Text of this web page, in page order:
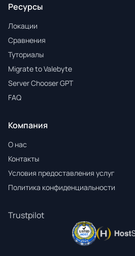
Ресурсы
Локации
Сравнения
Туториалы
Migrate to Valebyte
Server Chooser GPT
FAQ
Компания
О нас
Контакты
Условия предоставления услуг
Политика конфиденциальности
Trustpilot